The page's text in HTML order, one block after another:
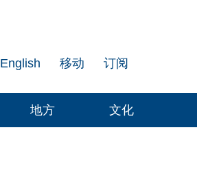
订阅
移动
English
地方 文化